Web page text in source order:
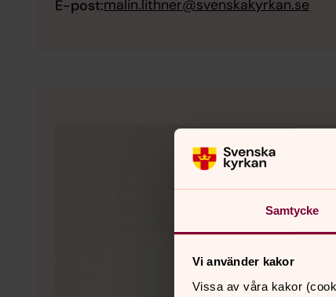
Samtycke
Vi använder kakor
Vissa av våra kakor
E-post:malin.lithner@svenskakyrkan.se